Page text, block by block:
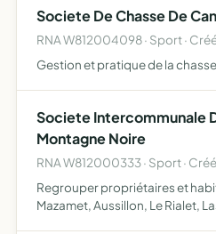
Societe De Chasse De
RNA W812004098 · Sport ·
Gestion et pratique de la
Societe Intercommunale
Montagne Noire
RNA W812000333 · Sport ·
Regrouper propriétaires et
Mazamet, Aussillon, Le Rialet,